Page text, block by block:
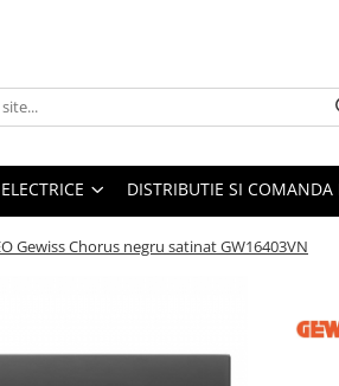
DISTRIBUTIE SI COMANDA
Gewiss Chorus negru satinat GW16403VN